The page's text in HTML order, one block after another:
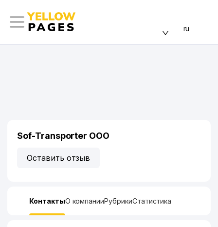
ru
Sof-Transporter ООО
Оставить отзыв
КонтактыО компанииРубрикиСтатистика